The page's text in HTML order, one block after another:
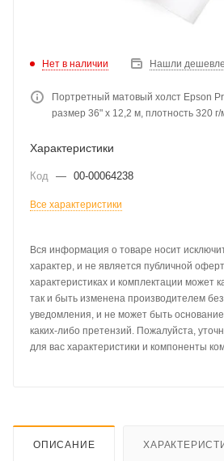
Нет в наличии Нашли
Портретный матовый холст Epson
размер 36" x 12,2 м, плотность 320 г/
Характеристики
Код — 00-00064238
Все характеристики
Вся информация о товаре носит
характер, и не является публичной
характеристиках и комплектации может
так и быть изменена производителем
уведомления, и не может быть
каких-либо претензий. Пожалуйста,
для вас характеристики и компоненты
ОПИСАНИЕ